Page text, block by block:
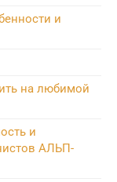
и
на любимой
и
АЛЬП-